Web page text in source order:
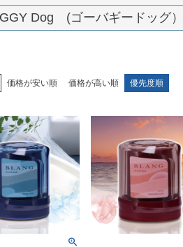
Dog (ゴーバギードッグ）
価格が安い順 価格が高い順 優先度順